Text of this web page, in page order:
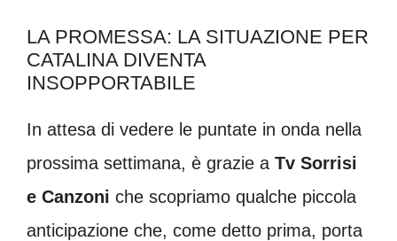
LA PROMESSA: LA SITUAZIONE PER
CATALINA DIVENTA
INSOPPORTABILE
In attesa di vedere le puntate in onda nella
prossima settimana, è grazie a Tv Sorrisi
e Canzoni che scopriamo qualche piccola
anticipazione che, come detto prima, porta